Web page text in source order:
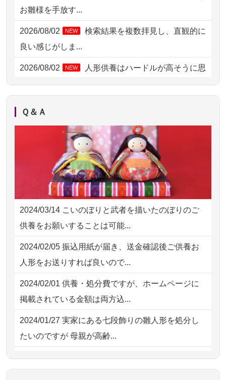
2026/08/04 14:04 東京都の方からお申込み
2026/08/04 00:38
2026/08/03 21:17 愛知県の方からお申込み
2026/08/02 18:47 虎ノ門の方からお申込み
2026/08/02 11:15
2026/08/02 10:39 神奈川の方からお申込み
2026/08/02 09:15 神奈川の方からお申込み
2026/08/02 06:46 相模原の方からお申込み
2026/08/01 19:28 東京都の方からお申込み
2026/08/01 17:10 東京都の方からお申込み
2026/08/01 11:07 さいたの方からお申込み
お雛様を手放す...
2026/08/02 NEW
検索結果を複数拝見し、直観的に
良い感じがしま...
2026/08/02 NEW
人形供養はハードルが高そうに思
えるのですが、...
NEW
お人形の仕分けなども丁寧に行う
様子から、大切...
2026/07/25供養の内容（料金や送り方等）がとて
も丁寧に説...
2026/07/18 つい先日も利用させていただきまし
た。 手続...
2026/07/18 大切にしていたお人形をきちんと供養
してくださ...
2026/07/15 子供の頃から可愛がってきた七段飾り
の雛人形で...
2026/07/15 お客様の声を読み、丁寧に供養してい
ただけそう...
Ｑ＆Ａ
2024/03/14 こいのぼりと武者を描いたのぼりのご
供養をお願いすることは可能...
2024/02/05 振込用紙が届き、送金確認後ご供養お
人形をお送りすれば良いので...
2024/02/01 供養・処分費ですが、ホームページに
掲載されている金額は両方込...
2024/01/27 実家にある七段飾りの雛人形を処分し
たいのですが 母親が高齢...
2024/01/13剥製の供養・処分をお願いできます